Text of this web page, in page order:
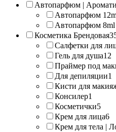
Автопарфюм |
Автопарфюм
Автопарфюм 8ml
Косметика Брендовая
Салфетки для
Гель для душа12
Праймер под
Для депиляции1
Кисти для
Консилер1
Косметички5
Крем для лица6
Крем для тела |